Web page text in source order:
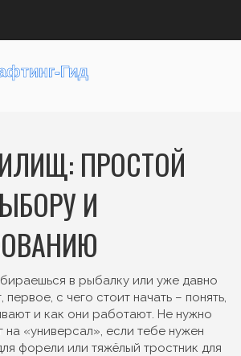
ПРОСТОЙ
И
в рыбалку или уже давно
с чего стоит начать – понять,
и как они работают. Не нужно
на «универсал», если тебе нужен
форели или тяжёлый тростник для